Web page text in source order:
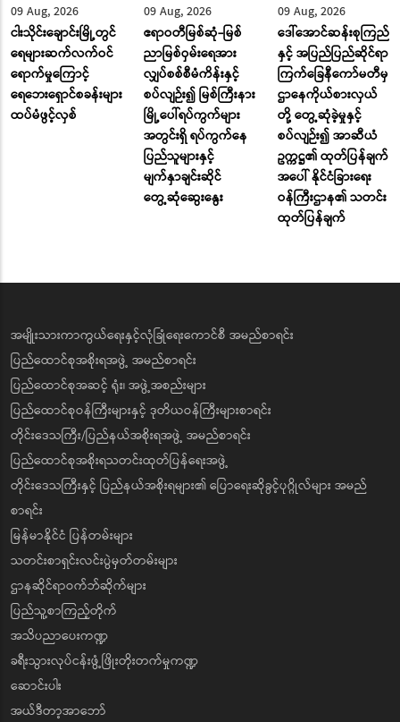
09 Aug, 2026
ငါးသိုင်းချောင်းမြို့တွင်
ရေများဆက်လက်ဝင်
ရောက်မှုကြောင့်
ရေဘေးရှောင်စခန်းများ
ထပ်မံဖွင့်လှစ်
09 Aug, 2026
ဧရာဝတီမြစ်ဆုံ-မြစ်
ညာမြစ်ဝှမ်းရေအား
လျှပ်စစ်စီမံကိန်းနှင့်
စပ်လျဉ်း၍ မြစ်ကြီးနား
မြို့ပေါ်ရပ်ကွက်များ
အတွင်းရှိ ရပ်ကွက်နေ
ပြည်သူများနှင့်
မျက်နှာချင်းဆိုင်
တွေ့ဆုံဆွေးနွေး
09 Aug, 2026
ဒေါ်အောင်ဆန်းစုကြည်
နှင့် အပြည်ပြည်ဆိုင်ရာ
ကြက်ခြေနီကော်မတီမှ
ဌာနေကိုယ်စားလှယ်
တို့ တွေ့ဆုံခဲ့မှုနှင့်
စပ်လျဉ်း၍ အာဆီယံ
ဥက္ကဋ္ဌ၏ ထုတ်ပြန်ချက်
အပေါ် နိုင်ငံခြားရေး
ဝန်ကြီးဌာန၏ သတင်း
ထုတ်ပြန်ချက်
အမျိုးသားကာကွယ်ရေးနှင့်လုံခြုံရေးကောင်စီ အမည်စာရင်း
ပြည်ထောင်စုအစိုးရအဖွဲ့ အမည်စာရင်း
ပြည်ထောင်စုအဆင့် ရုံး၊ အဖွဲ့အစည်းများ
ပြည်ထောင်စုဝန်ကြီးများနှင့် ဒုတိယဝန်ကြီးများစာရင်း
တိုင်းဒေသကြီး/ပြည်နယ်အစိုးရအဖွဲ့ အမည်စာရင်း
ပြည်ထောင်စုအစိုးရသတင်းထုတ်ပြန်ရေးအဖွဲ့
တိုင်းဒေသကြီးနှင့် ပြည်နယ်အစိုးရများ၏ ပြောရေးဆိုခွင့်ပုဂ္ဂိုလ်များ အမည်
စာရင်း
မြန်မာနိုင်ငံ ပြန်တမ်းများ
သတင်းစာရှင်းလင်းပွဲမှတ်တမ်းများ
ဌာနဆိုင်ရာဝက်ဘ်ဆိုက်များ
ပြည်သူ့စာကြည့်တိုက်
အသိပညာပေးကဏ္ဍ
ခရီးသွားလုပ်ငန်းဖွံ့ဖြိုးတိုးတက်မှုကဏ္ဍ
ဆောင်းပါး
အယ်ဒီတာ့အာဘော်